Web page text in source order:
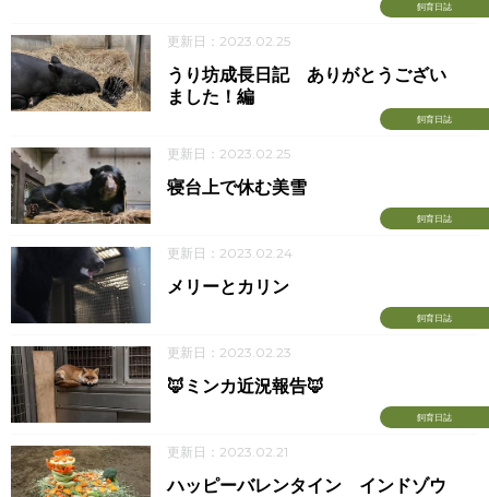
飼育日誌
更新日：2023.02.25
飼育日誌
うり坊成長日記 ありがとうござい
ました！編
更新日：2023.02.25
飼育日誌
寝台上で休む美雪
更新日：2023.02.24
飼育日誌
メリーとカリン
更新日：2023.02.23
飼育日誌
🦊ミンカ近況報告🦊
更新日：2023.02.21
ハッピーバレンタイン インドゾウ